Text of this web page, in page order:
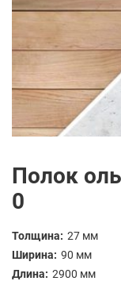
Полок
0
Толщина: 27 мм
Ширина: 90 мм
Длина: 2900 мм